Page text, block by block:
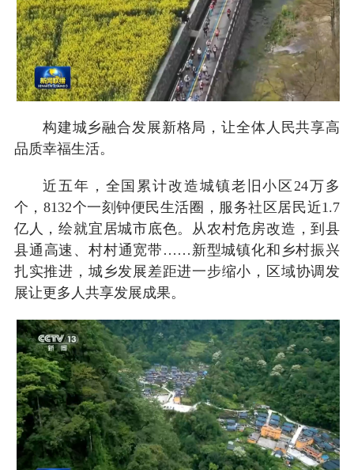
构建城乡融合发展新格局，让全体人民共享高
品质幸福生活。
近五年，全国累计改造城镇老旧小区24万多
个，8132个一刻钟便民生活圈，服务社区居民近1.7
亿人，绘就宜居城市底色。从农村危房改造，到县
县通高速、村村通宽带……新型城镇化和乡村振兴
扎实推进，城乡发展差距进一步缩小，区域协调发
展让更多人共享发展成果。